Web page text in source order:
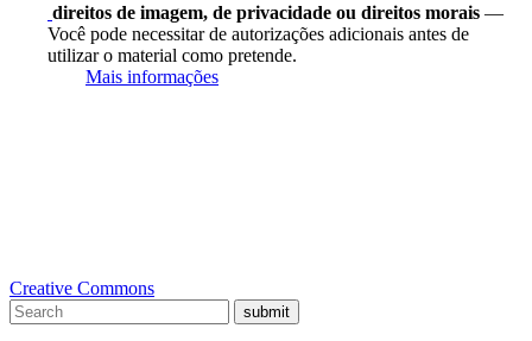
direitos de imagem, de privacidade ou direitos morais —
Você pode necessitar de autorizações adicionais antes de
utilizar o material como pretende.
Mais informações
Creative Commons
submit